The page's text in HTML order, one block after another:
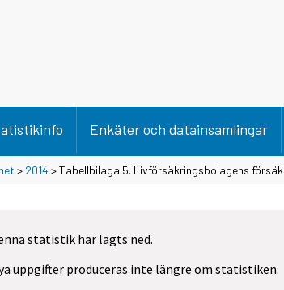
Enkäter och datainsamlingar
> 2014 > Tabellbilaga 5. Livförsäkringsbolagens
statistik har lagts ned.
uppgifter produceras inte längre om statistiken.